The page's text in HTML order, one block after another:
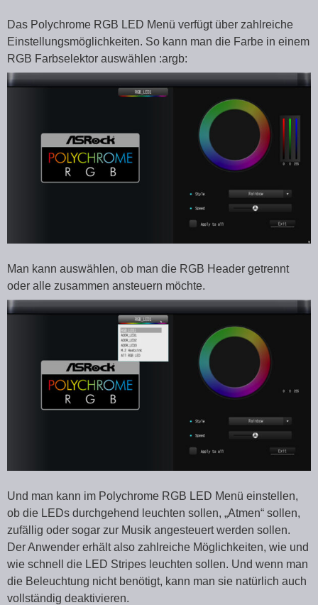
Das Polychrome RGB LED Menü verfügt über zahlreiche
Einstellungsmöglichkeiten. So kann man die Farbe in einem
RGB Farbselektor auswählen :argb:
Man kann auswählen, ob man die RGB Header getrennt
oder alle zusammen ansteuern möchte.
Und man kann im Polychrome RGB LED Menü einstellen,
ob die LEDs durchgehend leuchten sollen, „Atmen“ sollen,
zufällig oder sogar zur Musik angesteuert werden sollen.
Der Anwender erhält also zahlreiche Möglichkeiten, wie und
wie schnell die LED Stripes leuchten sollen. Und wenn man
die Beleuchtung nicht benötigt, kann man sie natürlich auch
vollständig deaktivieren.